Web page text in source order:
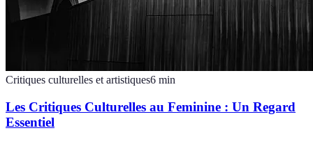
Critiques culturelles et artistiques6 min
Les Critiques Culturelles au Feminine : Un Regard
Essentiel